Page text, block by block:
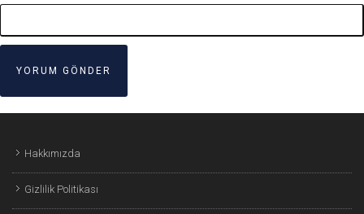
Hakkımızda
Gizlilik Politikası